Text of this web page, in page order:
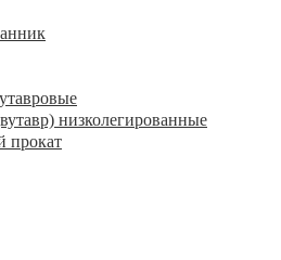
низколегированные
прокат